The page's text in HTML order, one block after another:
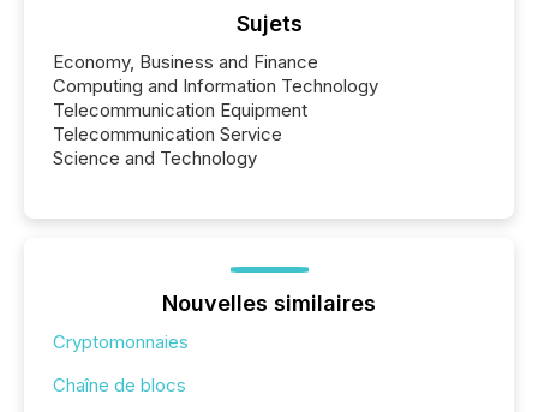
Sujets
Economy, Business and Finance
Computing and Information Technology
Telecommunication Equipment
Telecommunication Service
Science and Technology
Nouvelles similaires
Cryptomonnaies
Chaîne de blocs